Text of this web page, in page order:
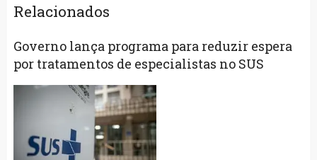
Relacionados
Governo lança programa para reduzir espera
por tratamentos de especialistas no SUS